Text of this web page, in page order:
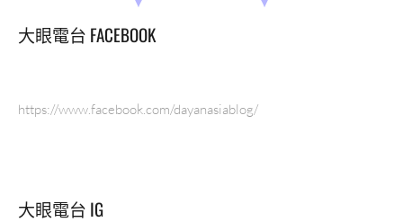
大眼電台 FACEBOOK
https://www.facebook.com/dayanasiablog/
大眼電台 IG